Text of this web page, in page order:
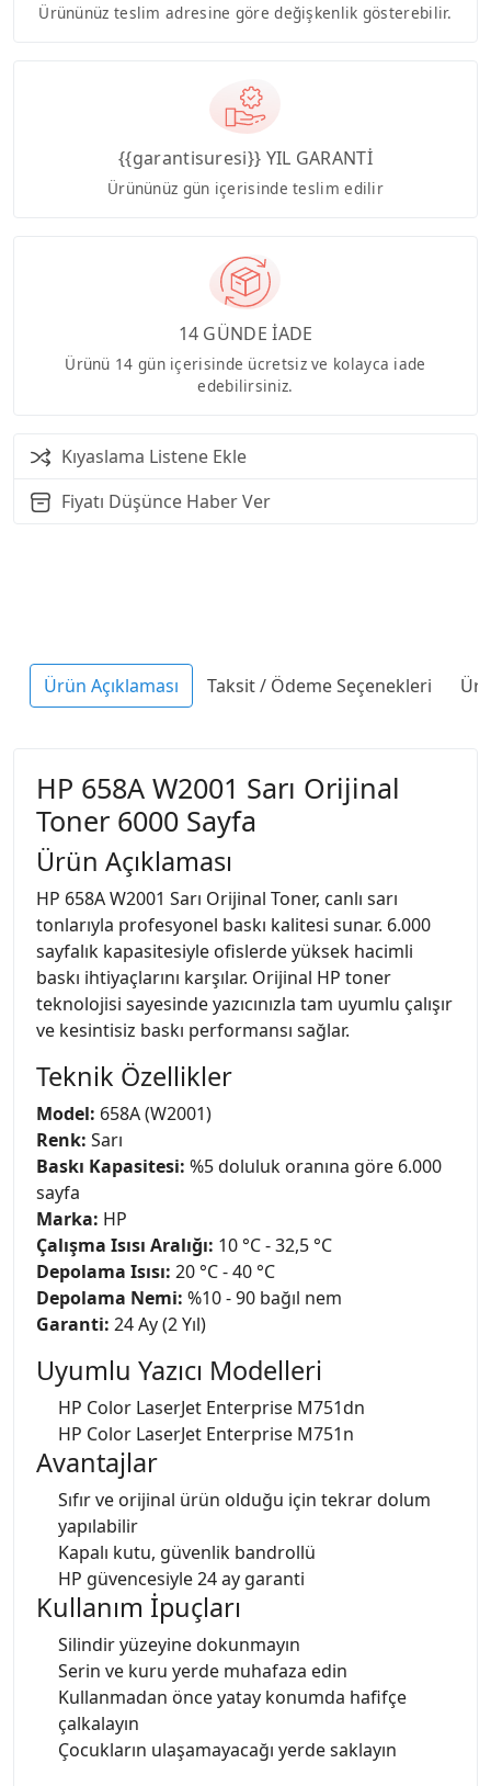
Ürününüz teslim adresine göre değişkenlik gösterebilir.
{{garantisuresi}} YIL GARANTİ
Ürününüz gün içerisinde teslim edilir
14 GÜNDE İADE
Ürünü 14 gün içerisinde ücretsiz ve kolayca iade
edebilirsiniz.
Kıyaslama Listene Ekle
Fiyatı Düşünce Haber Ver
Ürün Açıklaması Taksit / Ödeme Seçenekleri
HP 658A W2001 Sarı Orijinal
Toner 6000 Sayfa
Ürün Açıklaması
HP 658A W2001 Sarı Orijinal Toner, canlı sarı
tonlarıyla profesyonel baskı kalitesi sunar. 6.000
sayfalık kapasitesiyle ofislerde yüksek hacimli
baskı ihtiyaçlarını karşılar. Orijinal HP toner
teknolojisi sayesinde yazıcınızla tam uyumlu çalışır
ve kesintisiz baskı performansı sağlar.
Teknik Özellikler
Model: 658A (W2001)
Renk: Sarı
Baskı Kapasitesi: %5 doluluk oranına göre 6.000
sayfa
Marka: HP
Çalışma Isısı Aralığı: 10 °C - 32,5 °C
Depolama Isısı: 20 °C - 40 °C
Depolama Nemi: %10 - 90 bağıl nem
Garanti: 24 Ay (2 Yıl)
Uyumlu Yazıcı Modelleri
HP Color LaserJet Enterprise M751dn
HP Color LaserJet Enterprise M751n
Avantajlar
Sıfır ve orijinal ürün olduğu için tekrar dolum
yapılabilir
Kapalı kutu, güvenlik bandrollü
HP güvencesiyle 24 ay garanti
Kullanım İpuçları
Silindir yüzeyine dokunmayın
Serin ve kuru yerde muhafaza edin
Kullanmadan önce yatay konumda hafifçe
çalkalayın
Çocukların ulaşamayacağı yerde saklayın